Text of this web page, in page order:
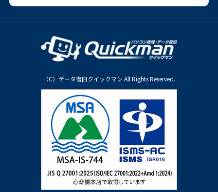
（C）データ復旧クイックマン All Rights Reserved.